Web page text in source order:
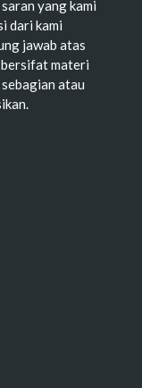
yang kami
dari kami
jawab atas
bersifat materi
atau